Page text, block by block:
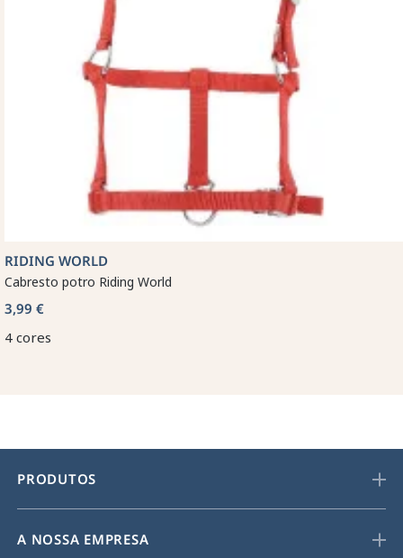
RIDING WORLD
Cabresto potro Riding World
3,99 €
4 cores
PRODUTOS
A NOSSA EMPRESA